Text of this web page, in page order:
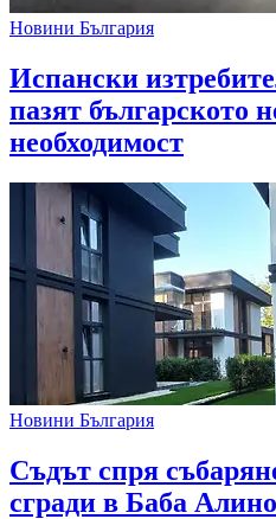
Новини България
Испански
пазят българското
необходимост
Новини България
Съдът спря
сгради в Баба Алино